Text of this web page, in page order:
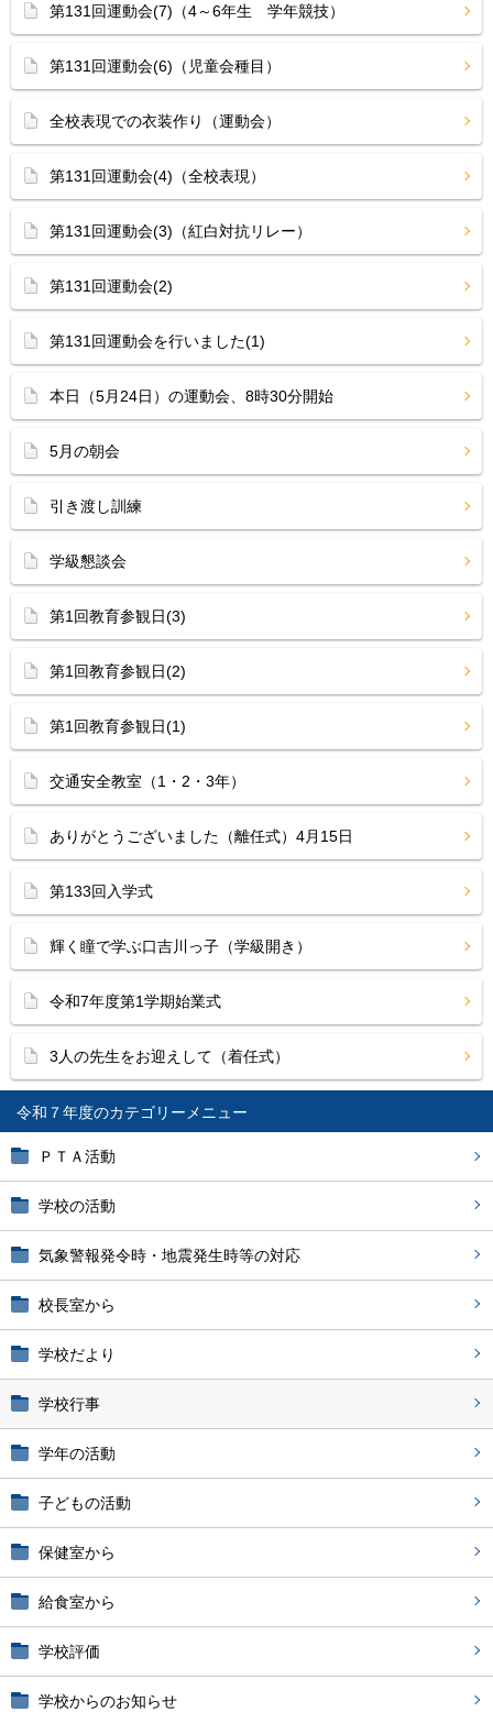
令和７年度
ＰＴＡ活動
学校の活動
気象警報発令時・地震発生時等の対応
校長室から
学校だより
学校行事
学年の活動
子どもの活動
保健室から
給食室から
学校評価
学校からのお知らせ
第131回運動会(7)（4～6年生 学年競技）
第131回運動会(6)（児童会種目）
全校表現での衣装作り（運動会）
第131回運動会(4)（全校表現）
第131回運動会(3)（紅白対抗リレー）
第131回運動会(2)
第131回運動会を行いました(1)
本日（5月24日）の運動会、8時30分開始
5月の朝会
引き渡し訓練
学級懇談会
第1回教育参観日(3)
第1回教育参観日(2)
第1回教育参観日(1)
交通安全教室（1・2・3年）
ありがとうございました（離任式）4月15日
第133回入学式
輝く瞳で学ぶ口吉川っ子（学級開き）
令和7年度第1学期始業式
3人の先生をお迎えして（着任式）